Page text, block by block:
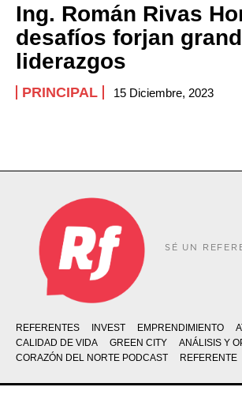
Ing. Román Rivas
desafíos forjan
liderazgos
PRINCIPAL 15 Diciembre, 2023
SÉ UN
REFERENTES INVEST EMPRENDIMIENTO
CALIDAD DE VIDA
GREEN CITY
ANÁLISIS Y
CORAZÓN DEL NORTE PODCAST
REFERENTE